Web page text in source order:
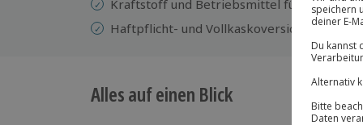
Kraftstoff und Betriebsmittel für die Fahrt
Haftpflicht- und Vollkaskoversicherung mit
Alles auf einen Blick